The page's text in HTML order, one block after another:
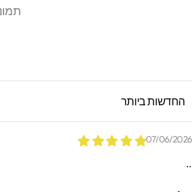
SORT
07/06/